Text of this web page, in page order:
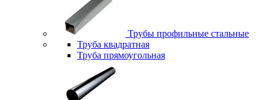
Трубы профильные стальные
Труба квадратная
Труба прямоугольная